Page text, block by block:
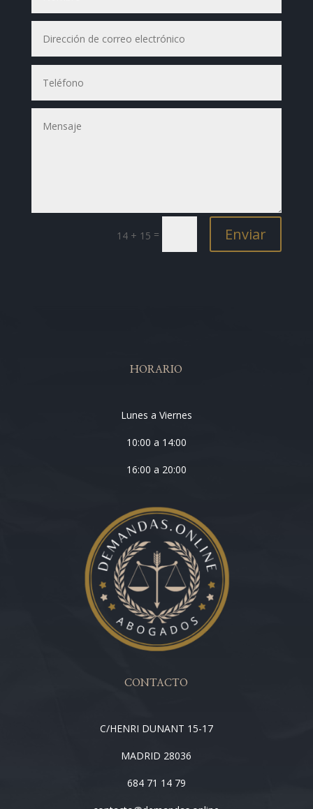
14 + 15 = Enviar
HORARIO
Lunes a Viernes
10:00 a 14:00
16:00 a 20:00
CONTACTO
C/HENRI DUNANT 15-17
MADRID 28036
684 71 14 79